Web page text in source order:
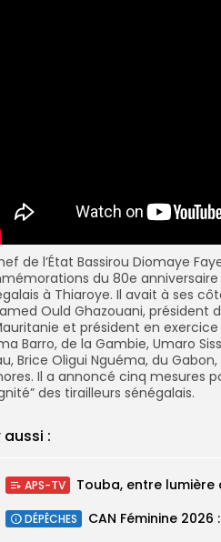
de l’État Bassirou Diomaye
du 80e anniversaire
à Thiaroye. Il avait à ses
Ould Ghazouani, président
et président en exercice
Barro, de la Gambie, Umaro
Brice Oligui Nguéma, du
Il a annoncé cinq mesures
des tirailleurs sénégalais.
aussi :
APS-TV Touba, entre
DÉPÊCHES